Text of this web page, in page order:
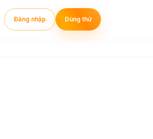
Đăng nhập Dùng thử